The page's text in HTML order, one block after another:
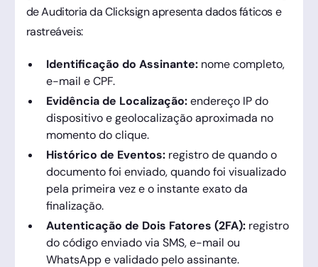
de Auditoria da Clicksign apresenta dados fáticos e
rastreáveis:
Identificação do Assinante:nome completo,
e-mail e CPF.
Evidência de Localização:endereço IP do
dispositivo e geolocalização aproximada no
momento do clique.
Histórico de Eventos:registro de quando o
documento foi enviado, quando foi visualizado
pela primeira vez e o instante exato da
finalização.
Autenticação de Dois Fatores (2FA):registro
do código enviado via SMS, e-mail ou
WhatsApp e validado pelo assinante.